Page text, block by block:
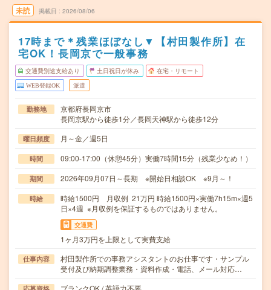
未読 掲載日 2026/08/06
17時まで＊残業ほぼなし▼【村田製作所】在
宅OK！長岡京で一般事務
交通費別途支給あり 土日祝日が休み 在宅・リモート
WEB登録OK 派遣
勤務地
京都府長岡京市
長岡京駅から徒歩1分／長岡天神駅から徒歩12分
曜日頻度 月～金／週5日
時間 09:00-17:00（休憩45分）実働7時間15分（残業少なめ！）
期間 2026年09月07日～長期 ※開始日相談OK ※9月～！
時給
時給1500円 月収例 21万円 時給1500円×実働7h15m×週5
日×4週 ※月収例を保証するものではありません。
交通費
1ヶ月3万円を上限として実費支給
仕事内容
村田製作所での事務アシスタントのお仕事です・サンプル
受付及び納期調整業務・資料作成・電話、メール対応…
ブランクOK / 英語力不要